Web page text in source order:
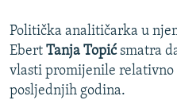
Politička analitičarka u
Ebert Tanja Topićsmatra
vlasti promijenile relativno
posljednjih godina.